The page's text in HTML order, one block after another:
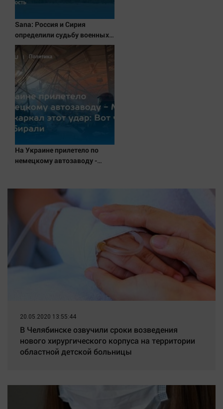
Последняя инстанция
Светская жизнь
Тенденции
Точка на карте
Sana: Россия и Сирия
определили судьбу военных
баз
На Украине прилетело по
немецкому автозаводу -
20.05.2020 13:55:44
В Челябинске озвучили сроки возведения
нового хирургического корпуса на территории
областной детской больницы